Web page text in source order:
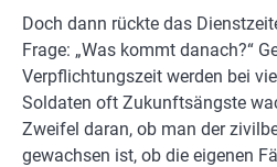
Doch dann rückte das
Frage: „Was kommt danach?“
Verpflichtungszeit werden bei
Soldaten oft Zukunftsängste
Zweifel daran, ob man der
gewachsen ist, ob die eigenen